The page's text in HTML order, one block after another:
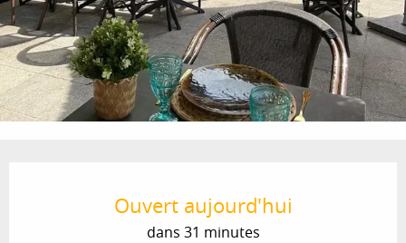
Ouvert aujourd'hui
dans 31 minutes